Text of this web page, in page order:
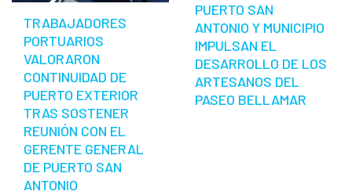
TRABAJADORES
PORTUARIOS
VALORARON
CONTINUIDAD DE
PUERTO EXTERIOR
TRAS SOSTENER
REUNIÓN CON EL
GERENTE GENERAL
DE PUERTO SAN
ANTONIO
PUERTO SAN
ANTONIO Y MUNICIPIO
IMPULSAN EL
DESARROLLO DE LOS
ARTESANOS DEL
PASEO BELLAMAR